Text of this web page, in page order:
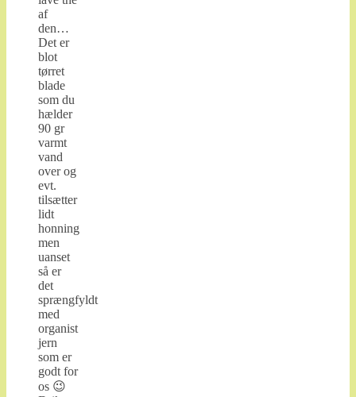
af
den…
Det er
blot
tørret
blade
som du
hælder
90 gr
varmt
vand
over og
evt.
tilsætter
lidt
honning
men
uanset
så er
det
sprængfyldt
med
organist
jern
som er
godt for
os 😉